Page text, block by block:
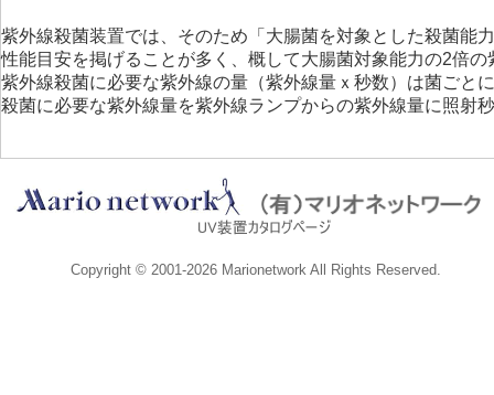
紫外線殺菌装置では、そのため「大腸菌を対象とした殺菌能
性能目安を掲げることが多く、概して大腸菌対象能力の2倍
紫外線殺菌に必要な紫外線の量（紫外線量ｘ秒数）は菌ごと
殺菌に必要な紫外線量を紫外線ランプからの紫外線量に照射
Copyright © 2001-2026 Marionetwork All Rights Reserved.